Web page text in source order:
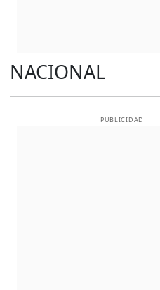
NACIONAL
PUBLICIDAD